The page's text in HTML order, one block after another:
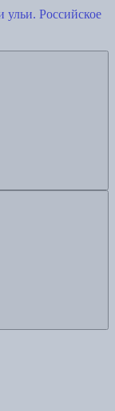
ульи. Российское